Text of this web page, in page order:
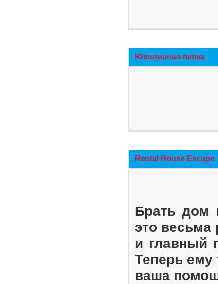
Ювелирная лавка
Rental House Escape
Брать дом
это весьма
и главный
Теперь ему
ваша